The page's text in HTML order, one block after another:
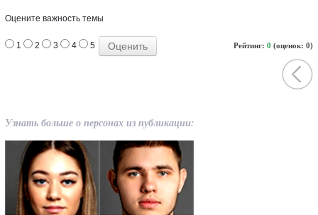
Оцените важность темы
Рейтинг: 0 (оценок: 0)
1 2 3 4 5
Узнать больше о персонах из публикации: